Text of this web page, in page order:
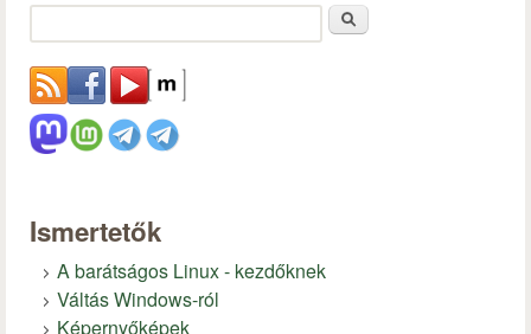
Ismertetők
A barátságos Linux - kezdőknek
Váltás Windows-ról
Képernyőképek